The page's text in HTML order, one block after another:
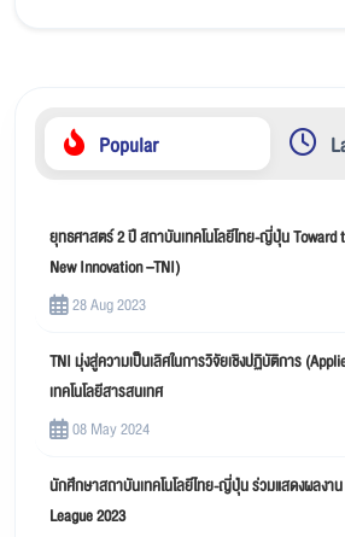
Popular
ยุทธศาสตร์ 2 ปี สถาบันเทคโนโลยีไทย-ญี่ปุ่น Toward
New Innovation –TNI)
28 Aug 2023
TNI มุ่งสู่ความเป็นเลิศในการวิจัยเชิงปฏิบัติการ
เทคโนโลยีสารสนเทศ
08 May 2024
นักศึกษาสถาบันเทคโนโลยีไทย-ญี่ปุ่น ร่วมแสดงผลงา
League 2023